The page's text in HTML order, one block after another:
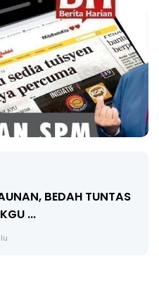
BEDAH TUNTAS
...